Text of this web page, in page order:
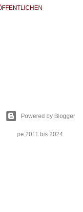
Powered by Blogger
pe 2011 bis 2024